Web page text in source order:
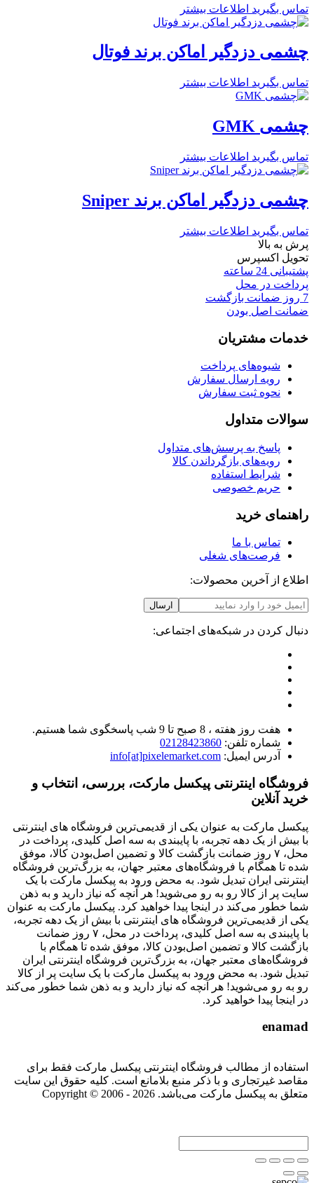
تماس بگیرید اطلاعات بیشتر
چشمی دزدگیر اماکن برند فوتال
تماس بگیرید اطلاعات بیشتر
چشمی GMK
تماس بگیرید اطلاعات بیشتر
چشمی دزدگیر اماکن برند Sniper
تماس بگیرید اطلاعات بیشتر
پرش به بالا
تحویل اکسپرس
پشتیبانی 24 ساعته
پرداخت در محل
7 روز ضمانت بازگشت
ضمانت اصل بودن
خدمات مشتریان
شیوه‌های پرداخت
رویه ارسال سفارش
نحوه ثبت سفارش
سوالات متداول
پاسخ به پرسش‌های متداول
رویه‌های بازگرداندن کالا
شرایط استفاده
حریم خصوصی
راهنمای خرید
تماس با ما
فرصت‌های شغلی
اطلاع از آخرین محصولات:
ارسال
دنبال کردن در شبکه‌های اجتماعی:
هفت روز هفته ، 8 صبح تا 9 شب پاسخگوی شما هستیم.
شماره تلفن: 02128423860
آدرس ایمیل: info[at]pixelemarket.com
فروشگاه اینترنتی پیکسل مارکت، بررسی، انتخاب و
خرید آنلاین
پیکسل مارکت به عنوان یکی از قدیمی‌ترین فروشگاه های اینترنتی
با بیش از یک دهه تجربه، با پایبندی به سه اصل کلیدی، پرداخت در
محل، ۷ روز ضمانت بازگشت کالا و تضمین اصل‌بودن کالا، موفق
شده تا همگام با فروشگاه‌های معتبر جهان، به بزرگ‌ترین فروشگاه
اینترنتی ایران تبدیل شود. به محض ورود به پیکسل مارکت با یک
سایت پر از کالا رو به رو می‌شوید! هر آنچه که نیاز دارید و به ذهن
شما خطور می‌کند در اینجا پیدا خواهید کرد. پیکسل مارکت به عنوان
یکی از قدیمی‌ترین فروشگاه های اینترنتی با بیش از یک دهه تجربه،
با پایبندی به سه اصل کلیدی، پرداخت در محل، ۷ روز ضمانت
بازگشت کالا و تضمین اصل‌بودن کالا، موفق شده تا همگام با
فروشگاه‌های معتبر جهان، به بزرگ‌ترین فروشگاه اینترنتی ایران
تبدیل شود. به محض ورود به پیکسل مارکت با یک سایت پر از کالا
رو به رو می‌شوید! هر آنچه که نیاز دارید و به ذهن شما خطور می‌کند
در اینجا پیدا خواهید کرد.
enamad
استفاده از مطالب فروشگاه اینترنتی پیکسل مارکت فقط برای
مقاصد غیرتجاری و با ذکر منبع بلامانع است. کلیه حقوق این سایت
متعلق به پیکسل مارکت می‌باشد. Copyright © 2006 - 2026